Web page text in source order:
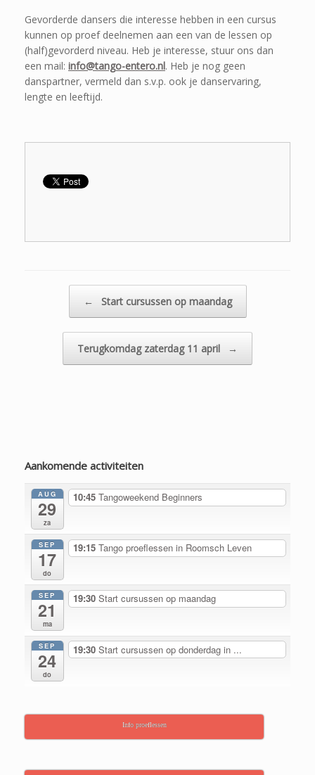
Gevorderde dansers die interesse hebben in een cursus
kunnen op proef deelnemen aan een van de lessen op
(half)gevorderd niveau. Heb je interesse, stuur ons dan
een mail: info@tango-entero.nl. Heb je nog geen
danspartner, vermeld dan s.v.p. ook je danservaring,
lengte en leeftijd.
Bericht navigatie
← Start cursussen op maandag
Terugkomdag zaterdag 11 april →
Aankomende activiteiten
AUG
29
za
10:45 Tangoweekend Beginners
SEP
17
do
19:15 Tango proeflessen in Roomsch Leven
SEP
21
ma
19:30 Start cursussen op maandag
SEP
24
do
19:30 Start cursussen op donderdag in ...
Info proeflessen